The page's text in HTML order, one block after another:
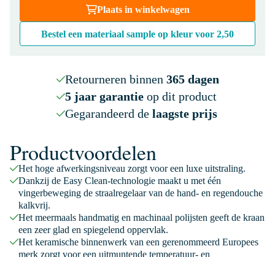
Plaats in winkelwagen
Bestel een materiaal sample op kleur voor 2,50
Retourneren binnen 365 dagen
5 jaar garantieop dit product
Gegarandeerd de laagste prijs
Productvoordelen
Het hoge afwerkingsniveau zorgt voor een luxe uitstraling.
Dankzij de Easy Clean-technologie maakt u met één
vingerbeweging de straalregelaar van de hand- en regendouche
kalkvrij.
Het meermaals handmatig en machinaal polijsten geeft de kraan
een zeer glad en spiegelend oppervlak.
Het keramische binnenwerk van een gerenommeerd Europees
merk zorgt voor een uitmuntende temperatuur- en